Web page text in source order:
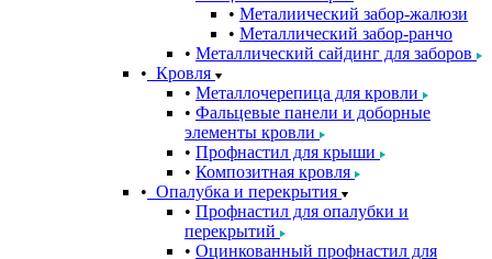
Металиический забор-жалюзи
Металлический забор-ранчо
Металлический сайдинг для заборов
Кровля
Металлочерепица для кровли
Фальцевые панели и доборные
элементы кровли
Профнастил для крыши
Композитная кровля
Опалубка и перекрытия
Профнастил для опалубки и
перекрытий
Оцинкованный профнастил для